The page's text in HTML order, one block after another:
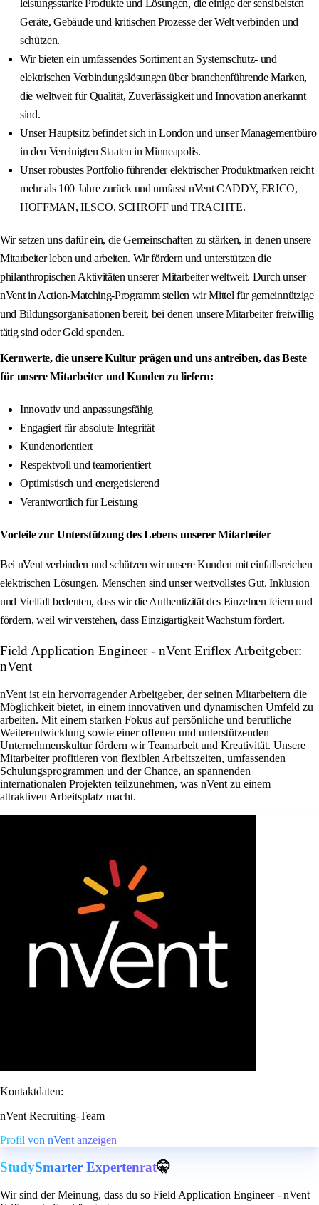
leistungsstarke Produkte und Lösungen, die einige der sensibelsten
Geräte, Gebäude und kritischen Prozesse der Welt verbinden und
schützen.
Wir bieten ein umfassendes Sortiment an Systemschutz- und
elektrischen Verbindungslösungen über branchenführende Marken,
die weltweit für Qualität, Zuverlässigkeit und Innovation anerkannt
sind.
Unser Hauptsitz befindet sich in London und unser Managementbüro
in den Vereinigten Staaten in Minneapolis.
Unser robustes Portfolio führender elektrischer Produktmarken reicht
mehr als 100 Jahre zurück und umfasst nVent CADDY, ERICO,
HOFFMAN, ILSCO, SCHROFF und TRACHTE.
Wir setzen uns dafür ein, die Gemeinschaften zu stärken, in denen unsere
Mitarbeiter leben und arbeiten. Wir fördern und unterstützen die
philanthropischen Aktivitäten unserer Mitarbeiter weltweit. Durch unser
nVent in Action-Matching-Programm stellen wir Mittel für gemeinnützige
und Bildungsorganisationen bereit, bei denen unsere Mitarbeiter freiwillig
tätig sind oder Geld spenden.
Kernwerte, die unsere Kultur prägen und uns antreiben, das Beste
für unsere Mitarbeiter und Kunden zu liefern:
Innovativ und anpassungsfähig
Engagiert für absolute Integrität
Kundenorientiert
Respektvoll und teamorientiert
Optimistisch und energetisierend
Verantwortlich für Leistung
Vorteile zur Unterstützung des Lebens unserer Mitarbeiter
Bei nVent verbinden und schützen wir unsere Kunden mit einfallsreichen
elektrischen Lösungen. Menschen sind unser wertvollstes Gut. Inklusion
und Vielfalt bedeuten, dass wir die Authentizität des Einzelnen feiern und
fördern, weil wir verstehen, dass Einzigartigkeit Wachstum fördert.
Field Application Engineer - nVent Eriflex Arbeitgeber:
nVent
nVent ist ein hervorragender Arbeitgeber, der seinen Mitarbeitern die
Möglichkeit bietet, in einem innovativen und dynamischen Umfeld zu
arbeiten. Mit einem starken Fokus auf persönliche und berufliche
Weiterentwicklung sowie einer offenen und unterstützenden
Unternehmenskultur fördern wir Teamarbeit und Kreativität. Unsere
Mitarbeiter profitieren von flexiblen Arbeitszeiten, umfassenden
Schulungsprogrammen und der Chance, an spannenden
internationalen Projekten teilzunehmen, was nVent zu einem
attraktiven Arbeitsplatz macht.
Kontaktdaten:
nVent Recruiting-Team
Profil von nVent anzeigen
StudySmarter Expertenrat🤫
Wir sind der Meinung, dass du so Field Application Engineer - nVent